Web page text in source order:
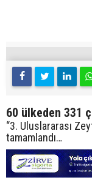
60 ülkeden 331
“3. Uluslararası
tamamlandı…